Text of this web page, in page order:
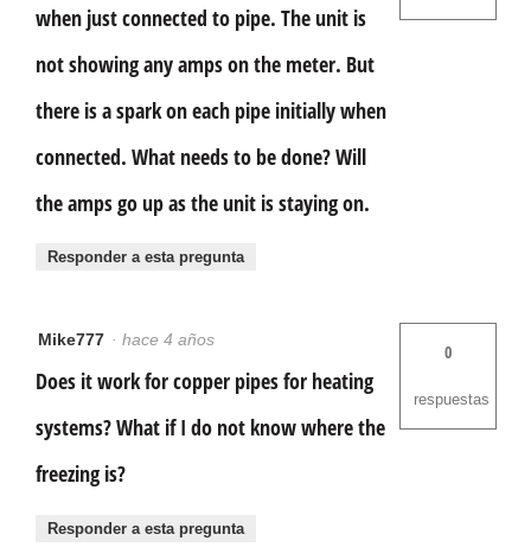
when just connected to pipe. The unit is
not showing any amps on the meter. But
there is a spark on each pipe initially when
connected. What needs to be done? Will
the amps go up as the unit is staying on.
Responder a esta pregunta
Mike777 · hace 4 años
Does it work for copper pipes for heating
systems? What if I do not know where the
freezing is?
0
respuestas
Responder a esta pregunta